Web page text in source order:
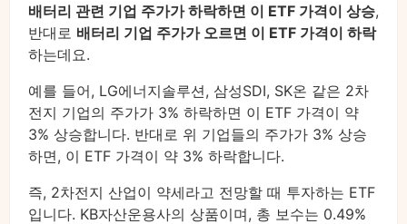
배터리 관련 기업 주가가 하락하면 이 ETF 가격이 상승,
반대로 배터리 기업 주가가 오르면 이 ETF 가격이 하락
하는데요.
예를 들어, LG에너지솔루션, 삼성SDI, SK온 같은 2차
전지 기업의 주가가 3% 하락하면 이 ETF 가격이 약
3% 상승합니다. 반대로 위 기업들의 주가가 3% 상승
하면, 이 ETF 가격이 약 3% 하락합니다.
즉, 2차전지 산업이 약세라고 전망할 때 투자하는 ETF
입니다. KB자산운용사의 상품이며, 총 보수는 0.49%